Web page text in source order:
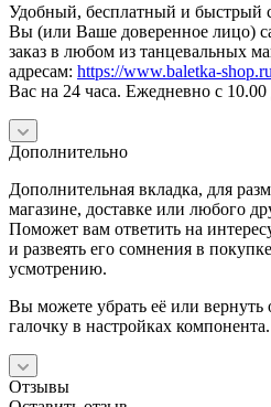
Удобный, бесплатный и быстрый
Вы (или Ваше доверенное лицо)
заказ в любом из танцевальных
адресам: https://www.baletka-
Вас на 24 часа. Ежедневно с 10.00
Дополнительно
Дополнительная вкладка, для
магазине, доставке или любого
Поможет вам ответить на
и развеять его сомнения в
усмотрению.
Вы можете убрать её или вернуть
галочку в настройках
Отзывы